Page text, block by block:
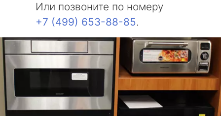
Или позвоните по номеру
+7 (499) 653-88-85.